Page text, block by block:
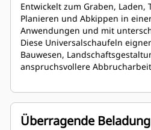
Entwickelt zum Graben, Laden,
Planieren und Abkippen in
Anwendungen und mit
Diese Universalschaufeln
Bauwesen,
anspruchsvollere
Überragende Beladung